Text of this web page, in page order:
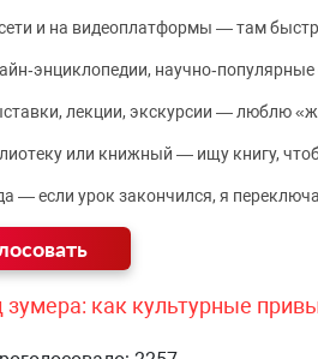
и на видеоплатформы — там
лекции, экскурсии — люблю
или книжный — ищу книгу,
— если урок закончился, я
зумера: как культурные